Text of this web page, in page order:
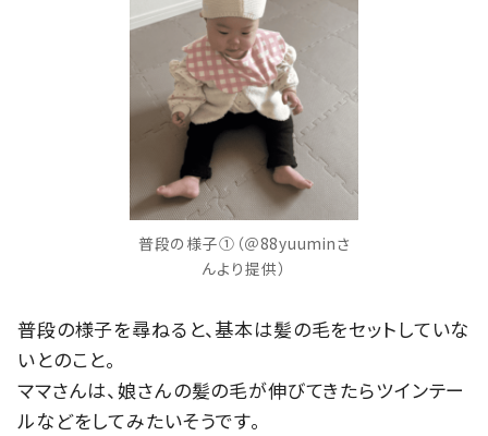
普段の様子①（＠88yuuminさ
んより提供）
普段の様子を尋ねると、基本は髪の毛をセットしていな
いとのこと。
ママさんは、娘さんの髪の毛が伸びてきたらツインテー
ルなどをしてみたいそうです。